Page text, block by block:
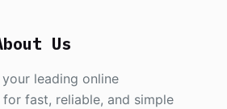
Us
your leading online
fast, reliable, and simple